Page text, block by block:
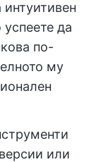
да
по-
му
или